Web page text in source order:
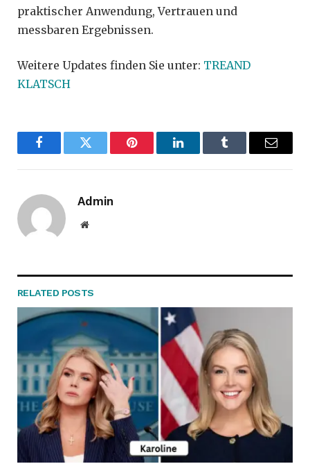
praktischer Anwendung, Vertrauen und
messbaren Ergebnissen.
Weitere Updates finden Sie unter: TREAND
KLATSCH
FacebookTwitter Pinterest LinkedInTumblr Email
Admin
Website
RELATED POSTS